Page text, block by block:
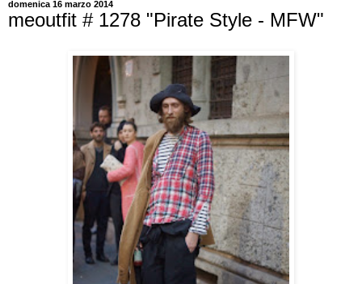
domenica 16 marzo 2014
meoutfit # 1278 "Pirate Style - MFW"